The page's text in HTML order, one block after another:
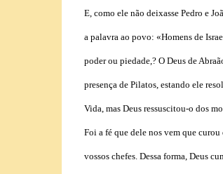
E, como ele não deixasse Pedro e
a palavra ao povo: «Homens de
poder ou piedade,? O Deus de
presença de Pilatos, estando ele
Vida, mas Deus ressuscitou-o dos
Foi a fé que dele nos vem que
vossos chefes. Dessa forma, Deus